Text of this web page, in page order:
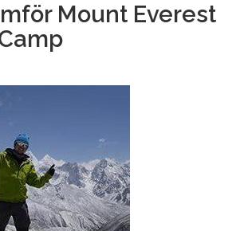
Mount Everest